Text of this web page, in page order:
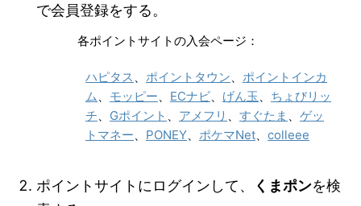
で会員登録をする。
各ポイントサイトの入会ページ：
ハピタス ポイントタウン
ポイントインカ
ム
モッピー ECナビ げん玉
ちょびリッ
チ
Gポイント アメフリ すぐたま
ゲッ
トマネー
PONEY ポケマNet colleee
ポイントサイトにログインして、 くまポンを検